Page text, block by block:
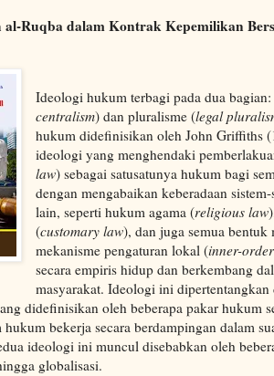
Ruqba dalam Kontrak Kepemilikan
Ideologi hukum terbagi pada dua
centralism) dan pluralisme (legal
hukum didefinisikan oleh John Griffiths
ideologi yang menghendaki
law) sebagai satusatunya hukum bagi
dengan mengabaikan keberadaan
lain, seperti hukum agama (religious law
(customary law), dan juga semua bentuk
mekanisme pengaturan lokal (inner-
secara empiris hidup dan berkembang
masyarakat. Ideologi ini dipertentangkan
didefinisikan oleh beberapa pakar hukum
hukum bekerja secara berdampingan dalam
ideologi ini muncul disebabkan oleh
globalisasi.